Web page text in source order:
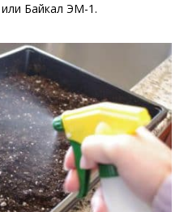
Байкал ЭМ-1.